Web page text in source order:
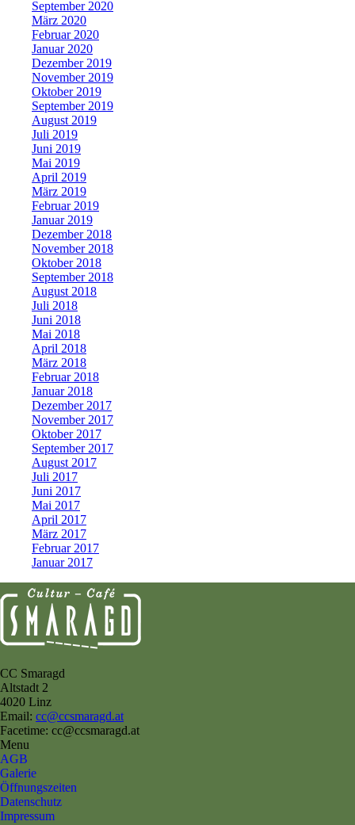
September 2020
März 2020
Februar 2020
Januar 2020
Dezember 2019
November 2019
Oktober 2019
September 2019
August 2019
Juli 2019
Juni 2019
Mai 2019
April 2019
März 2019
Februar 2019
Januar 2019
Dezember 2018
November 2018
Oktober 2018
September 2018
August 2018
Juli 2018
Juni 2018
Mai 2018
April 2018
März 2018
Februar 2018
Januar 2018
Dezember 2017
November 2017
Oktober 2017
September 2017
August 2017
Juli 2017
Juni 2017
Mai 2017
April 2017
März 2017
Februar 2017
Januar 2017
CC Smaragd
Altstadt 2
4020 Linz
Email: cc@ccsmaragd.at
Facetime: cc@ccsmaragd.at
Menu
AGB
Galerie
Öffnungszeiten
Datenschutz
Impressum